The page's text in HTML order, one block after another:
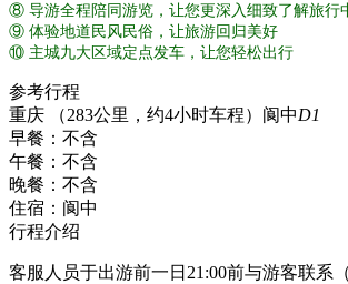
⑧ 导游全程陪同游览，让您更深入细致了解旅行
⑨ 体验地道民风民俗，让旅游回归美好
⑩ 主城九大区域定点发车，让您轻松出行
参考行程
重庆 （283公里，约4小时车程）阆中D1
早餐： 不含
午餐： 不含
晚餐： 不含
住宿： 阆中
行程介绍
客服人员于出游前一日21:00前与游客联系